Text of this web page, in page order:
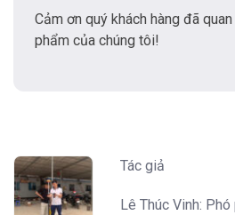
Cảm ơn quý khách hàng đã
phẩm của chúng tôi!
Tác giả
Lê Thúc Vinh: